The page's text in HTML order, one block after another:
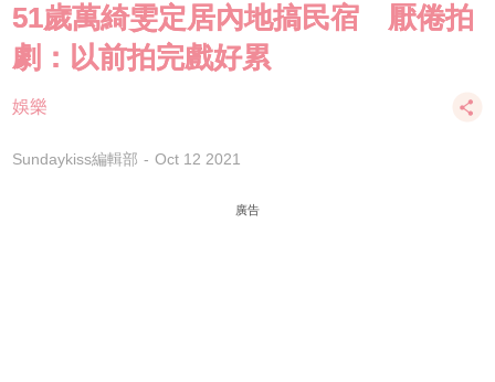
51歲萬綺雯定居內地搞民宿 厭倦拍
劇：以前拍完戲好累
娛樂
Sundaykiss編輯部 Oct 12 2021
廣告